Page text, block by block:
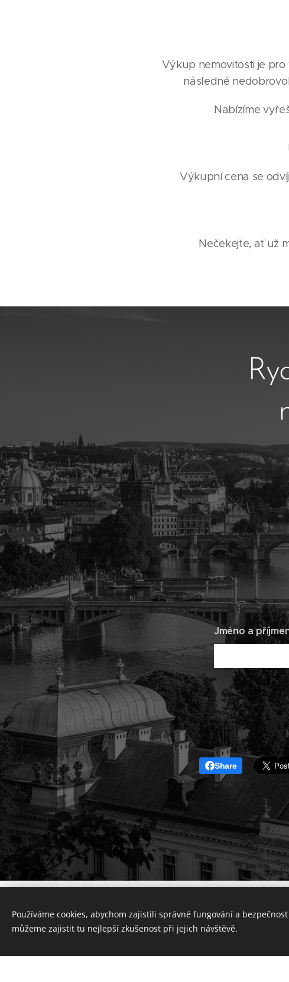
Výkup nemovitosti je pro
následné
Nabízíme
Výkupní cena se
Nečekejte, ať už
Jméno a
Share
Používáme cookies, abychom zajistili správné fungování a
můžeme zajistit tu nejlepší zkušenost při jejich návštěvě.